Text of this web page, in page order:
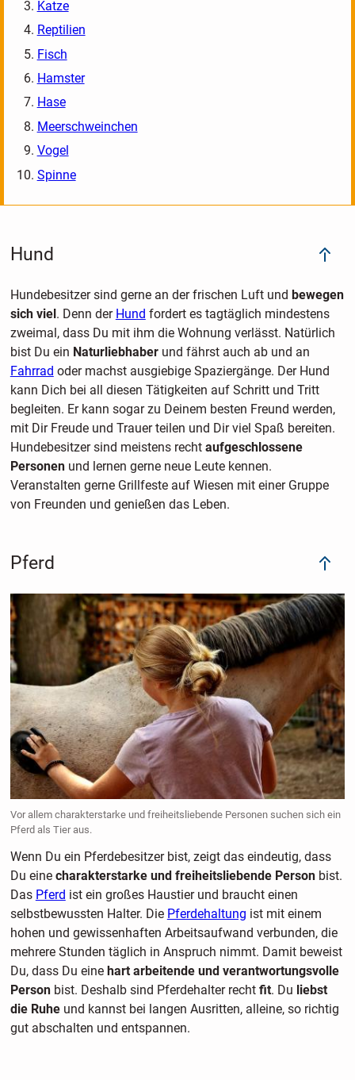
Katze
Reptilien
Fisch
Hamster
Hase
Meerschweinchen
Vogel
Spinne
Hund
Hundebesitzer sind gerne an der frischen Luft und bewegen
sich viel. Denn der Hund fordert es tagtäglich mindestens
zweimal, dass Du mit ihm die Wohnung verlässt. Natürlich
bist Du ein Naturliebhaber und fährst auch ab und an
Fahrrad oder machst ausgiebige Spaziergänge. Der Hund
kann Dich bei all diesen Tätigkeiten auf Schritt und Tritt
begleiten. Er kann sogar zu Deinem besten Freund werden,
mit Dir Freude und Trauer teilen und Dir viel Spaß bereiten.
Hundebesitzer sind meistens recht aufgeschlossene
Personenund lernen gerne neue Leute kennen.
Veranstalten gerne Grillfeste auf Wiesen mit einer Gruppe
von Freunden und genießen das Leben.
Pferd
Vor allem charakterstarke und freiheitsliebende Personen suchen sich ein
Pferd als Tier aus.
Wenn Du ein Pferdebesitzer bist, zeigt das eindeutig, dass
Du eine charakterstarke und freiheitsliebende Person bist.
Das Pferd ist ein großes Haustier und braucht einen
selbstbewussten Halter. Die Pferdehaltung ist mit einem
hohen und gewissenhaften Arbeitsaufwand verbunden, die
mehrere Stunden täglich in Anspruch nimmt. Damit beweist
Du, dass Du eine hart arbeitende und verantwortungsvolle
Personbist. Deshalb sind Pferdehalter recht fit. Du liebst
die Ruhe und kannst bei langen Ausritten, alleine, so richtig
gut abschalten und entspannen.